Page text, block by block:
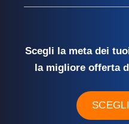
Scegli la meta dei
la migliore offerta